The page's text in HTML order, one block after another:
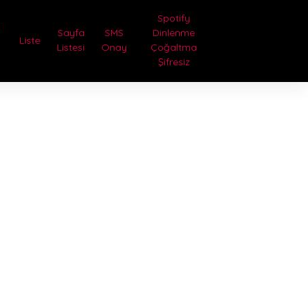
Liste
Sayfa
Listesi
SMS
Onay
Spotify
Dinlenme
Çoğaltma
Şifresiz